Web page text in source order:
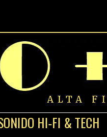
ALTA
HI-FI & TECH